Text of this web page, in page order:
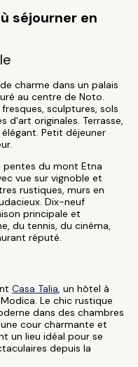
séjourner en
charme dans un palais
au centre de Noto.
sculptures, sols
d'art originales. Terrasse,
Petit déjeuner
pentes du mont Etna
vue sur vignoble et
rustiques, murs en
Dix-neuf
principale et
du tennis, du cinéma,
réputé.
Casa Talia, un hôtel à
Le chic rustique
dans des chambres
cour charmante et
un lieu idéal pour se
depuis la